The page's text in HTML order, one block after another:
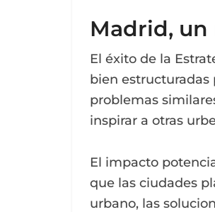
Madrid, un
El éxito de la
bien estructuradas
problemas
inspirar a otras
El impacto
que las ciudades
urbano, las